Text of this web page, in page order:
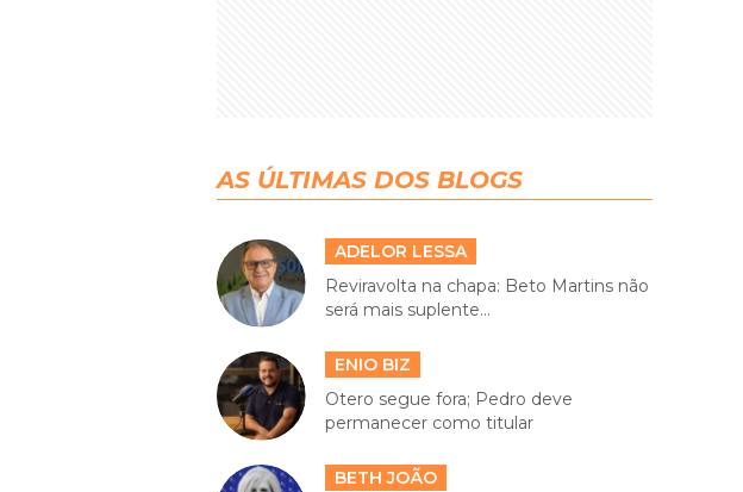
AS ÚLTIMAS DOS BLOGS
ADELOR LESSA
Reviravolta na chapa: Beto Martins não
será mais suplente...
ENIO BIZ
Otero segue fora; Pedro deve
permanecer como titular
BETH JOÃO